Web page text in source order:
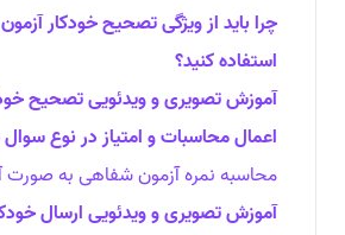
چرا باید از ویژگی تصحیح خودکار
استفاده کنید؟
آموزش تصویری و ویدئویی تصحیح
اعمال محاسبات و امتیاز در نوع
محاسبه نمره آزمون شفاهی به صورت
آموزش تصویری و ویدئویی ارسال